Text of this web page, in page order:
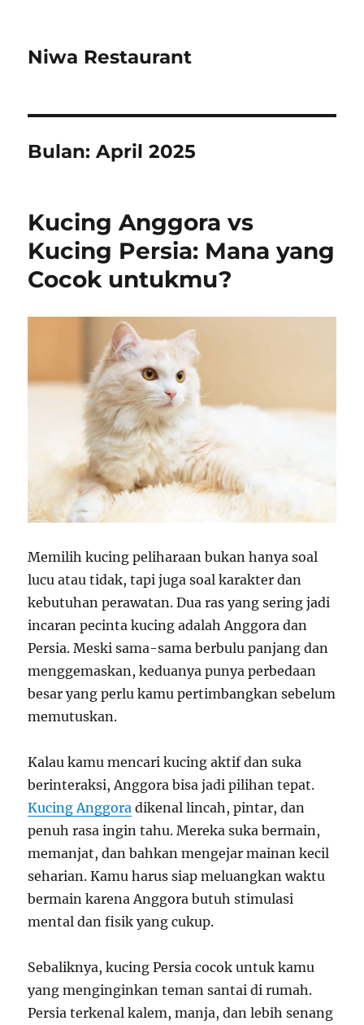
Niwa Restaurant
Bulan:April 2025
Kucing Anggora vs
Kucing Persia: Mana yang
Cocok untukmu?
Memilih kucing peliharaan bukan hanya soal
lucu atau tidak, tapi juga soal karakter dan
kebutuhan perawatan. Dua ras yang sering jadi
incaran pecinta kucing adalah Anggora dan
Persia. Meski sama-sama berbulu panjang dan
menggemaskan, keduanya punya perbedaan
besar yang perlu kamu pertimbangkan sebelum
memutuskan.
Kalau kamu mencari kucing aktif dan suka
berinteraksi, Anggora bisa jadi pilihan tepat.
Kucing Anggora dikenal lincah, pintar, dan
penuh rasa ingin tahu. Mereka suka bermain,
memanjat, dan bahkan mengejar mainan kecil
seharian. Kamu harus siap meluangkan waktu
bermain karena Anggora butuh stimulasi
mental dan fisik yang cukup.
Sebaliknya, kucing Persia cocok untuk kamu
yang menginginkan teman santai di rumah.
Persia terkenal kalem, manja, dan lebih senang